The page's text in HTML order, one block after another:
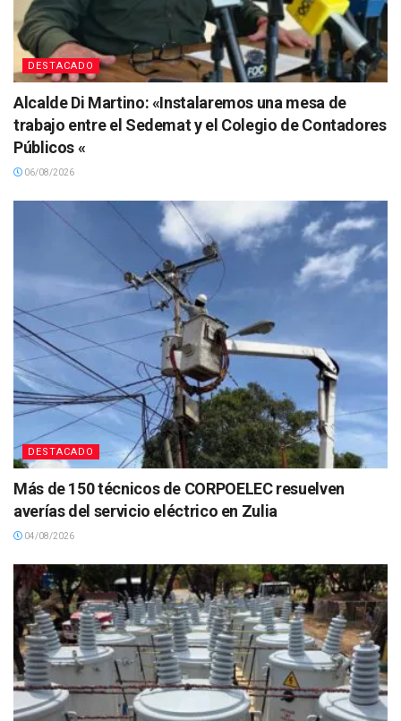
DESTACADO
Alcalde Di Martino: «Instalaremos una mesa de
trabajo entre el Sedemat y el Colegio de Contadores
Públicos «
06/08/2026
DESTACADO
Más de 150 técnicos de CORPOELEC resuelven
averías del servicio eléctrico en Zulia
04/08/2026